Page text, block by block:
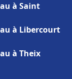
à Saint
à Libercourt
à Theix